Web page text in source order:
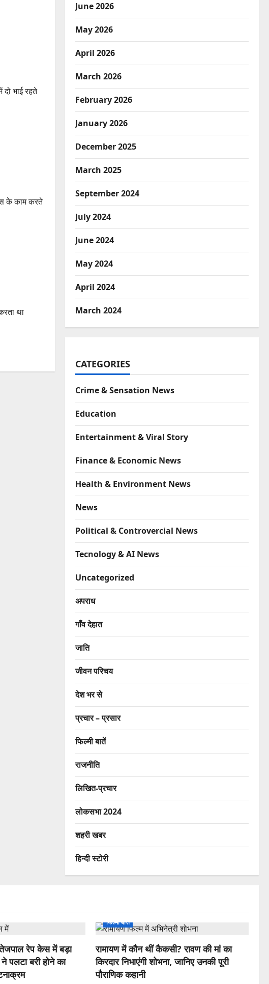
भाई रहते
के काम करते
था
June 2026
May 2026
April 2026
March 2026
February 2026
January 2026
December 2025
March 2025
September 2024
July 2024
June 2024
May 2024
April 2024
March 2024
CATEGORIES
Crime & Sensation News
Education
Entertainment & Viral Story
Finance & Economic News
Health & Environment News
News
Political & Controvercial News
Tecnology & AI News
Uncategorized
अपराध
गाँव देहात
जाति
जीवन परिचय
देश भर से
प्रचार – प्रसार
फिल्मी बातें
राजनीति
लिखित-प्रचार
लोकसभा 2024
शहरी खबर
हिन्दी स्टोरी
रेप केस में बड़ा
पलटा बरी होने का
फिल्मी बातें
रामायण में कौन थीं कैकसी? रावण की मां का
किरदार निभाएंगी शोभना, जानिए उनकी पूरी
पौराणिक कहानी